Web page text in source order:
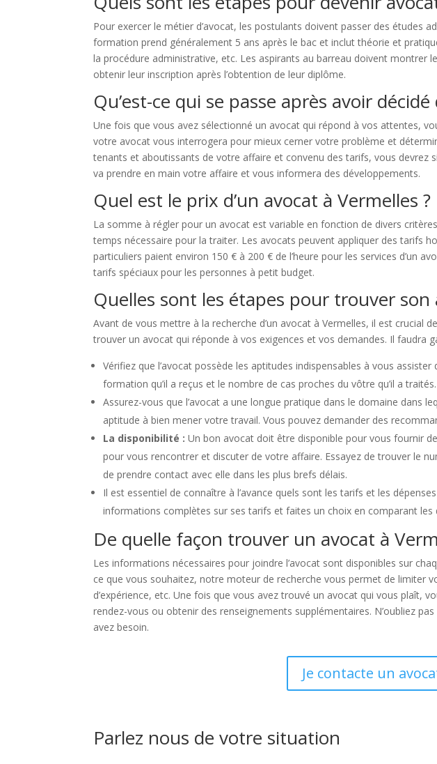
Pour exercer le métier d’avocat, les postulants doivent passer des études
formation prend généralement 5 ans après le bac et inclut théorie et
la procédure administrative, etc. Les aspirants au barreau doivent
obtenir leur inscription après l’obtention de leur diplôme.
Qu’est-ce qui se passe après avoir
Une fois que vous avez sélectionné un avocat qui répond à vos attentes,
votre avocat vous interrogera pour mieux cerner votre problème et
tenants et aboutissants de votre affaire et convenu des tarifs, vous devrez
va prendre en main votre affaire et vous informera des développements.
Quel est le prix d’un avocat à Vermelles ?
La somme à régler pour un avocat est variable en fonction de divers
temps nécessaire pour la traiter. Les avocats peuvent appliquer des tarifs
particuliers paient environ 150 € à 200 € de l’heure pour les services d’un
tarifs spéciaux pour les personnes à petit budget.
Quelles sont les étapes pour trouver son
Avant de vous mettre à la recherche d’un avocat à Vermelles, il est crucial
trouver un avocat qui réponde à vos exigences et vos demandes. Il faudra
Vérifiez que l’avocat possède les aptitudes indispensables à vous
formation qu’il a reçus et le nombre de cas proches du vôtre qu’il a
Assurez-vous que l’avocat a une longue pratique dans le domaine dans
aptitude à bien mener votre travail. Vous pouvez demander des
La disponibilité :Un bon avocat doit être disponible pour vous fournir
pour vous rencontrer et discuter de votre affaire. Essayez de trouver le
de prendre contact avec elle dans les plus brefs délais.
Il est essentiel de connaître à l’avance quels sont les tarifs et les
informations complètes sur ses tarifs et faites un choix en comparant les
De quelle façon trouver un avocat à
Les informations nécessaires pour joindre l’avocat sont disponibles sur
ce que vous souhaitez, notre moteur de recherche vous permet de limiter
d’expérience, etc. Une fois que vous avez trouvé un avocat qui vous
rendez-vous ou obtenir des renseignements supplémentaires. N’oubliez
avez besoin.
Je contacte un
Parlez nous de votre situation